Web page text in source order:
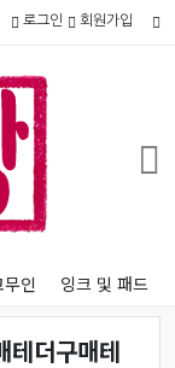
로그인 회원가입
인 잉크 및 패드
더구매테